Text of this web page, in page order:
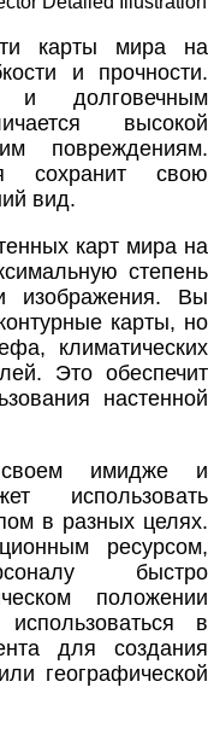
карты мира на
и прочности.
и долговечным
высокой
повреждениям.
сохранит свою
вид.
карт мира на
степень
изображения. Вы
карты, но
климатических
Это обеспечит
настенной
имидже и
использовать
в разных целях.
ресурсом,
быстро
положении
в
для создания
географической